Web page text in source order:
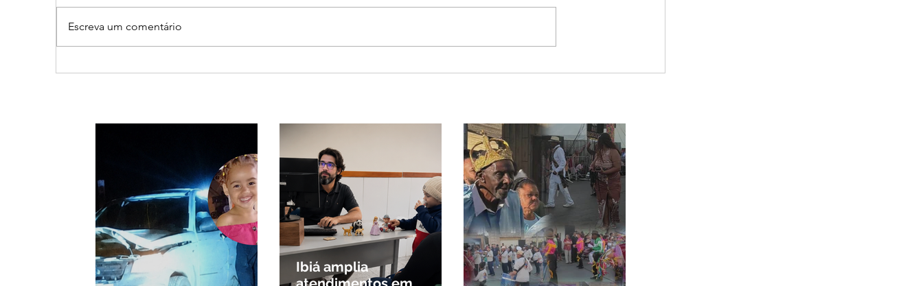
provocar rajadas de vento
Quinca Mariano muda
Escreva um comentário
Ibiá amplia